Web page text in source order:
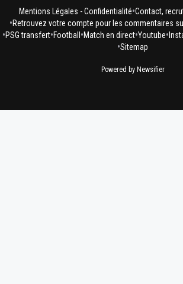
Mentions Légales - Confidentialité•Contact,
•Retrouvez votre compte pour les commentaires
•PSG transfert•Football •Match en direct•Youtube•
•Sitemap
Powered by Newsifier